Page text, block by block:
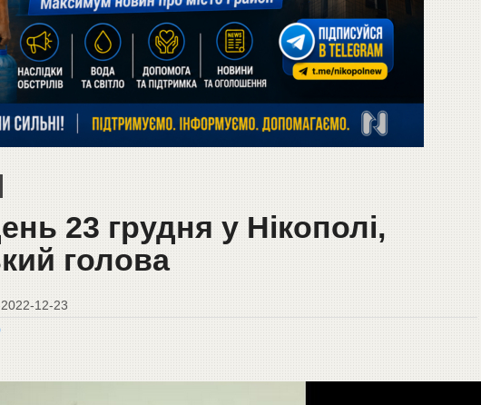
23 грудня у Нікополі,
голова
2022-12-23